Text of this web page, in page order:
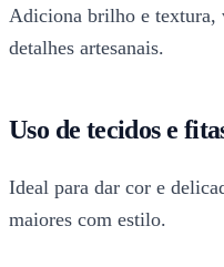
Adiciona brilho e textura,
detalhes artesanais.
Uso de tecidos e
Ideal para dar cor e
maiores com estilo.